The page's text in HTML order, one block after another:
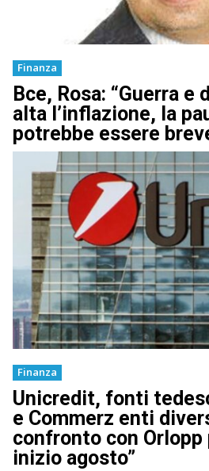
Finanza
Bce, Rosa: “Guerra e
alta l’inflazione, la
potrebbe essere
Finanza
Unicredit, fonti
e Commerz enti
confronto con Orlopp
inizio agosto”